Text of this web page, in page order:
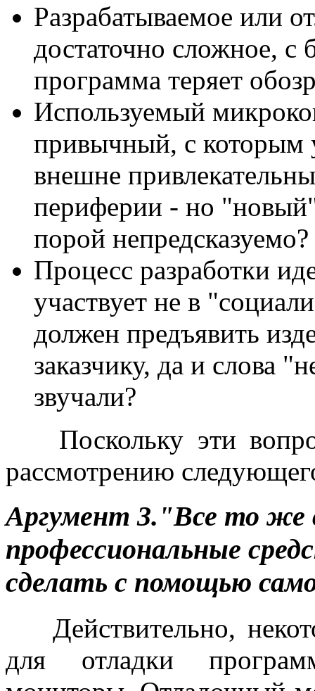
Разрабатываемое или
достаточно сложное,
программа теряет
Используемый
привычный, с которым
внешне
периферии - но
порой непредсказуемо?
Процесс разработки
участвует не в
должен предъявить
заказчику, да и слова
звучали?
Поскольку эти
рассмотрению
Аргумент 3."Все то же
профессиональные
сделать с помощью
Действительно,
для отладки